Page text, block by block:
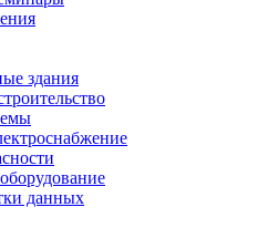
здания
данных